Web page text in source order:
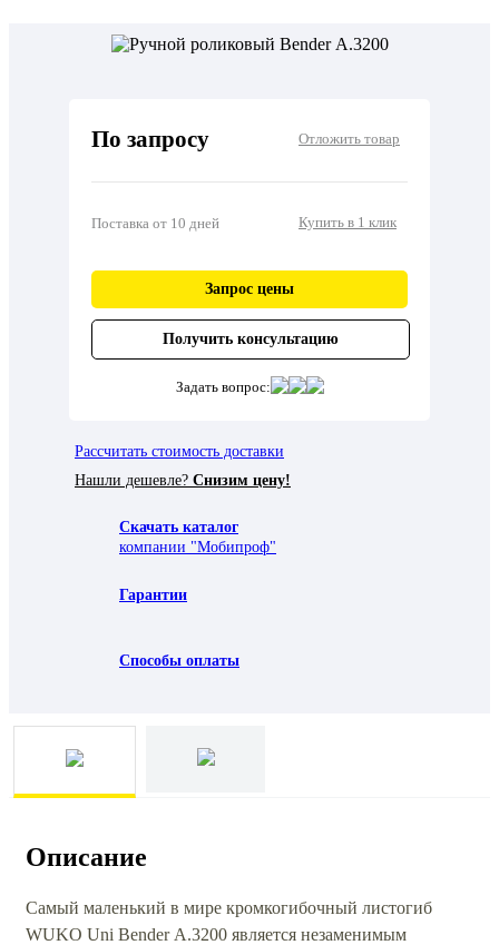
По запросу Отложить товар
Поставка от 10 дней Купить в 1 клик
Запрос цены
Получить консультацию
Задать вопрос:
Рассчитать стоимость доставки
Нашли дешевле? Снизим цену!
Скачать каталог
компании "Мобипроф"
Гарантии
Способы оплаты
Описание
Самый маленький в мире кромкогибочный листогиб
WUKO Uni Bender А.3200 является незаменимым